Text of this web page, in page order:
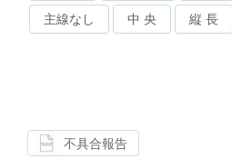
主線なし 中 央 縦 長
不具合報告